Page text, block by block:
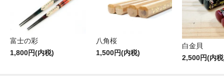
富士の彩
1,800円(内税)
八角桜
1,500円(内税)
白金貝
2,500円(内